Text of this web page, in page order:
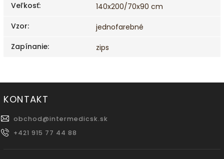
Veľkosť:
140x200/70x90 cm
Vzor:
jednofarebné
Zapínanie: zips
KONTAKT
obchod@intermedicsk.sk
+421 915 77 44 88